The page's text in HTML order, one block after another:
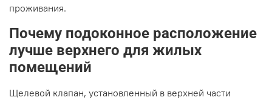
проживания.
Почему подоконное расположение
лучше верхнего для жилых
помещений
Щелевой клапан, установленный в верхней части